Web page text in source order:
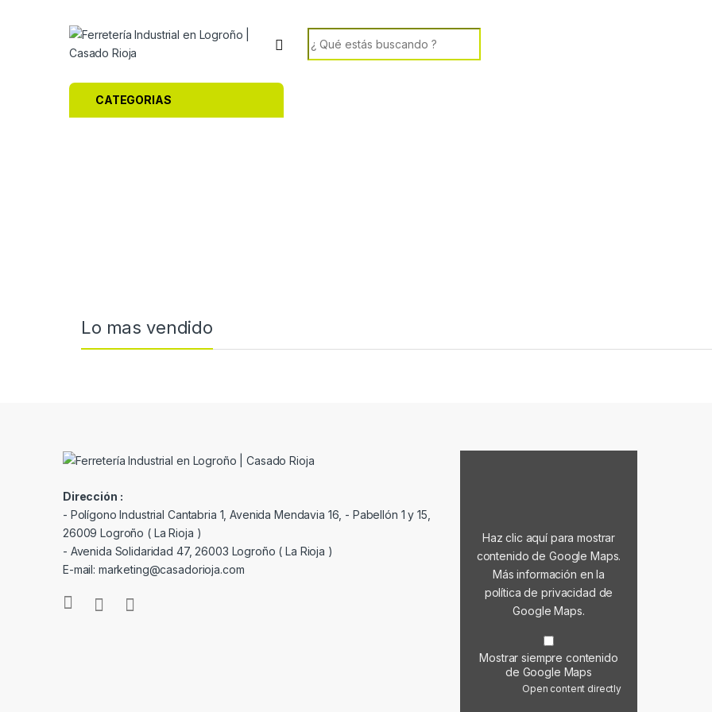
CATEGORIAS
Lo mas vendido
Dirección :
- Polígono Industrial Cantabria 1, Avenida Mendavia 16, - Pabellón 1 y 15,
26009 Logroño ( La Rioja )
- Avenida Solidaridad 47, 26003 Logroño ( La Rioja )
E-mail: marketing@casadorioja.com
Haz clic aquí para mostrar
contenido de Google Maps.
Más información en la
política de privacidad de
Google Maps.
Mostrar siempre contenido
de Google Maps
Open content directly